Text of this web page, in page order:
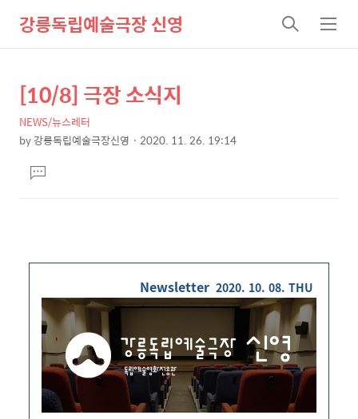
강릉독립예술극장 신영
검
색
메
뉴
상
세
컨
텐
츠
본
문
제
목
[10/8] 극장 소식지
NEWS/뉴스레터
by강릉독립예술극장신영 2020. 11. 26. 19:14
문댓
글
Newsletter 2020. 10. 08. THU